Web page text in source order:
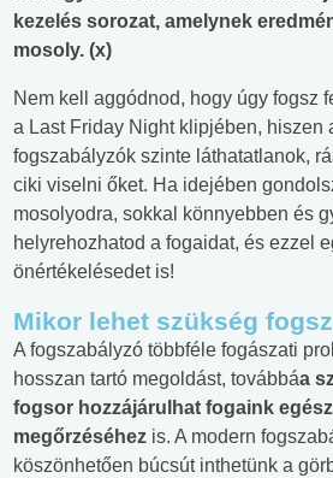
kezelés sorozat, amelynek
mosoly. (x)
Nem kell aggódnod, hogy úgy fogsz
a Last Friday Night klipjében, hiszen
fogszabályzók szinte láthatatlanok,
ciki viselni őket. Ha idejében
mosolyodra, sokkal könnyebben és
helyrehozhatod a fogaidat, és ezzel
önértékelésedet is!
Mikor lehet szükség
A fogszabályzó többféle fogászati
hosszan tartó megoldást, továbbáa
fogsor hozzájárulhat fogaink
megőrzéséhez is. A modern
köszönhetően búcsút inthetünk a